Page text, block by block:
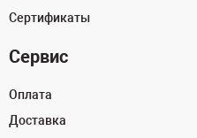
Сертификаты
Сервис
Оплата
Доставка